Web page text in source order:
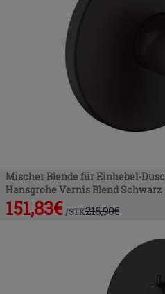
Mischer Blende für Einhebel-
Hansgrohe Vernis Blend Schwarz
151,83€ /STK216,90€